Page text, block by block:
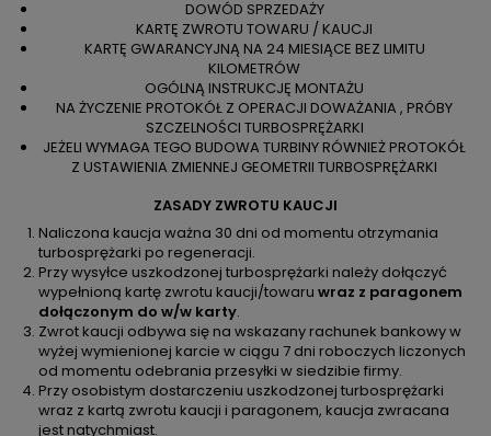
DOWÓD SPRZEDAŻY
KARTĘ ZWROTU TOWARU / KAUCJI
KARTĘ GWARANCYJNĄ NA 24 MIESIĄCE BEZ LIMITU
KILOMETRÓW
OGÓLNĄ INSTRUKCJĘ MONTAŻU
NA ŻYCZENIE PROTOKÓŁ Z OPERACJI DOWAŻANIA , PRÓBY
SZCZELNOŚCI TURBOSPRĘŻARKI
JEŻELI WYMAGA TEGO BUDOWA TURBINY RÓWNIEŻ PROTOKÓŁ
Z USTAWIENIA ZMIENNEJ GEOMETRII TURBOSPRĘŻARKI
ZASADY ZWROTU KAUCJI
Naliczona kaucja ważna 30 dni od momentu otrzymania
turbosprężarki po regeneracji.
Przy wysyłce uszkodzonej turbosprężarki należy dołączyć
wypełnioną kartę zwrotu kaucji/towaru wraz z paragonem
dołączonym do w/w karty.
Zwrot kaucji odbywa się na wskazany rachunek bankowy w
wyżej wymienionej karcie w ciągu 7 dni roboczych liczonych
od momentu odebrania przesyłki w siedzibie firmy.
Przy osobistym dostarczeniu uszkodzonej turbosprężarki
wraz z kartą zwrotu kaucji i paragonem, kaucja zwracana
jest natychmiast.